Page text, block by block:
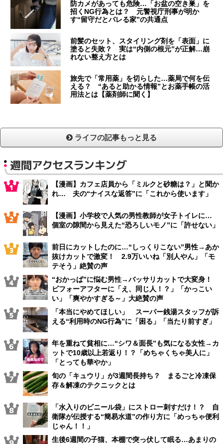
防カメがあっても危険…「お盆の空き巣」を
招くNG行為とは？ 元警視庁刑事が明か
す“留守だとバレる家”の共通点
前髪のセット、スタイリング剤を「表面」に
塗ると失敗？ 実は“内側の根元”が正解…崩
れない整え方とは
旅先で「常用薬」を切らした…薬局で何を伝
える？ “あると助かる情報”とお薬手帳の活
用法とは【薬剤師に聞く】
ライフの記事もっと見る
週間アクセスランキング
【漫画】カフェ店員から「ミルクと砂糖は？」と聞か
れ… 夫の“ナイスな返答”に「これから使います」
【漫画】小学校で人気の男性教師が女子トイレに…
個室の隙間から見えた“恐ろしいモノ”に「許せない」
前日にカットしたのに…“しっくりこない”男性→あか
抜けカットで激変！ 2.9万いいね「別人やん」「モ
テそう」絶賛の声
“おかっぱ”に悩む男性→バッサリカットで大変身！
ビフォーアフターに「え、同じ人！？」「かっこい
い」「爽やかすぎる～」大絶賛の声
「本当にやめてほしい」 スーパー銭湯スタッフが訴
える“利用時のNG行為”に「困る」「当たり前すぎ」
年を重ねて貧相に…“シワ＆面長”も気になる女性→カ
ットで10歳以上若返り！？「めちゃくちゃ美人に」
「とっても華やか」
旬の「キュウリ」が3週間長持ち？ まるごと冷凍保
存＆解凍のテクニックとは
「水入りのビニール袋」にストロー刺すだけ！？ 自
衛隊が伝授する“簡易水道”の作り方に「めっちゃ便利
じゃん！！」
生後6週間の子猫、本棚で突っ伏して眠る…あまりの